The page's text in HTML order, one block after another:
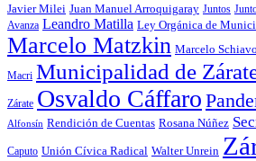
Javier Milei Juan Manuel Arroquigaray Juntos
Avanza Leandro Matilla Ley Orgánica de
Marcelo Matzkin Marcelo
Macri Municipalidad de
Zárate Osvaldo Cáffaro
Alfonsín Rendición de Cuentas Rosana Núñez
Caputo Unión Cívica Radical Walter Unrein